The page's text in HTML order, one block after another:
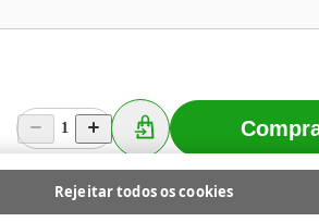
1
na rede de lojas físicas.
prévio. Fast Shop S. A. CNPJ:
Fast Shop - Todos os direitos reservadosRF
Selecionar os Cookies
Rejeitar todos os cookies